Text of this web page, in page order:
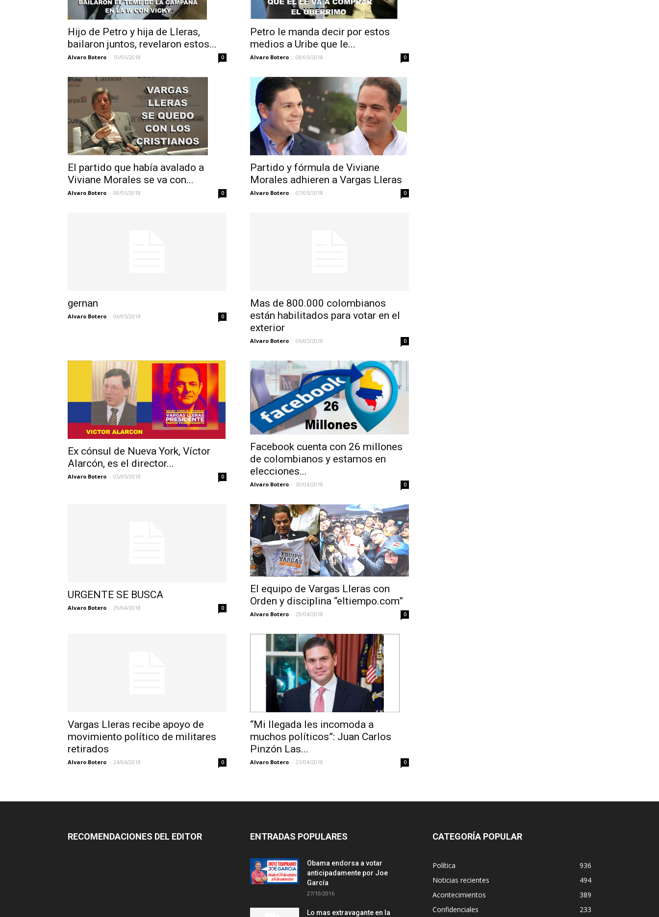
Hijo de Petro y hija de Lleras,
bailaron juntos, revelaron estos...
Alvaro Botero - 10/05/2018 0
Petro le manda decir por estos
medios a Uribe que le...
Alvaro Botero - 08/05/2018 0
El partido que había avalado a
Viviane Morales se va con...
Alvaro Botero - 08/05/2018 0
Partido y fórmula de Viviane
Morales adhieren a Vargas Lleras
Alvaro Botero - 07/05/2018 0
gernan
Alvaro Botero - 06/05/2018 0
Mas de 800.000 colombianos
están habilitados para votar en el
exterior
Alvaro Botero - 06/05/2018 0
Ex cónsul de Nueva York, Víctor
Alarcón, es el director...
Alvaro Botero - 05/05/2018 0
Facebook cuenta con 26 millones
de colombianos y estamos en
elecciones...
Alvaro Botero - 30/04/2018 0
URGENTE SE BUSCA
Alvaro Botero - 29/04/2018 0
El equipo de Vargas Lleras con
Orden y disciplina “eltiempo.com”
Alvaro Botero - 29/04/2018 0
Vargas Lleras recibe apoyo de
movimiento político de militares
retirados
Alvaro Botero - 24/04/2018 0
“Mi llegada les incomoda a
muchos políticos”: Juan Carlos
Pinzón Las...
Alvaro Botero - 23/04/2018 0
RECOMENDACIONES DEL EDITOR ENTRADAS POPULARES
Obama endorsa a votar
anticipadamente por Joe
García
27/10/2016
Lo mas extravagante en la
CATEGORÍA POPULAR
Política
936
Noticias recientes
494
Acontecimientos
389
Confidenciales
233